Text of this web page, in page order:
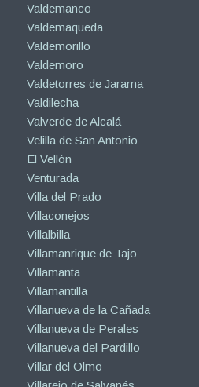
Valdemanco
Valdemaqueda
Valdemorillo
Valdemoro
Valdetorres de Jarama
Valdilecha
Valverde de Alcalá
Velilla de San Antonio
El Vellón
Venturada
Villa del Prado
Villaconejos
Villalbilla
Villamanrique de Tajo
Villamanta
Villamantilla
Villanueva de la Cañada
Villanueva de Perales
Villanueva del Pardillo
Villar del Olmo